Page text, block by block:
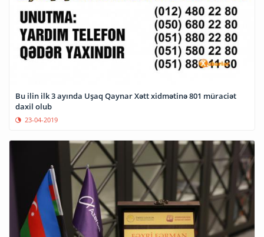
Bu ilin ilk 3 ayında Uşaq Qaynar Xətt xidmətinə 801 müraciət
daxil olub
23-04-2019